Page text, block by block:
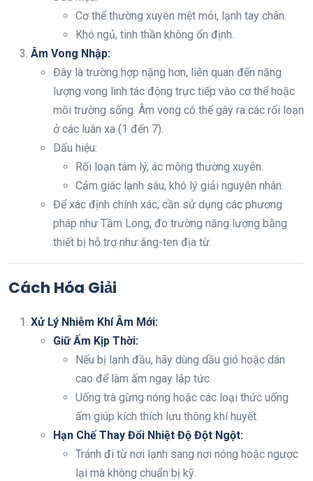
Cơ thể thường xuyên mệt mỏi, lạnh tay chân.
Khó ngủ, tinh thần không ổn định.
Âm Vong Nhập:
Đây là trường hợp nặng hơn, liên quan đến năng
lượng vong linh tác động trực tiếp vào cơ thể hoặc
môi trường sống. Âm vong có thể gây ra các rối loạn
ở các luân xa (1 đến 7).
Dấu hiệu:
Rối loạn tâm lý, ác mộng thường xuyên.
Cảm giác lạnh sâu, khó lý giải nguyên nhân.
Để xác định chính xác, cần sử dụng các phương
pháp như Tầm Long, đo trường năng lượng bằng
thiết bị hỗ trợ như ăng-ten địa từ.
Cách Hóa Giải
Xử Lý Nhiễm Khí Âm Mới:
Giữ Ấm Kịp Thời:
Nếu bị lạnh đầu, hãy dùng dầu gió hoặc dán
cao để làm ấm ngay lập tức.
Uống trà gừng nóng hoặc các loại thức uống
ấm giúp kích thích lưu thông khí huyết.
Hạn Chế Thay Đổi Nhiệt Độ Đột Ngột:
Tránh đi từ nơi lạnh sang nơi nóng hoặc ngược
lại mà không chuẩn bị kỹ.